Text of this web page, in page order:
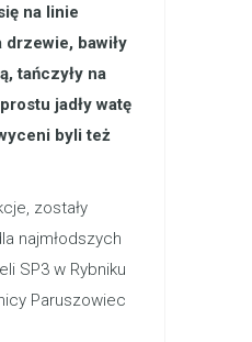
na linie
bawiły
tańczyły na
jadły watę
byli też
zostały
najmłodszych
SP3 w Rybniku
Paruszowiec